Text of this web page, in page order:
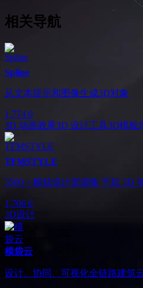
相关导航
Spline
从文本提示和图像生成3D对象
1,774 0
3D 动画效果3D 设计工具3D模板
TFMSTYLE
3500 + 酷炫设计资源集 千款 3D
1,706 0
3D设计
模袋云
设计、协同、可视化全链路建筑